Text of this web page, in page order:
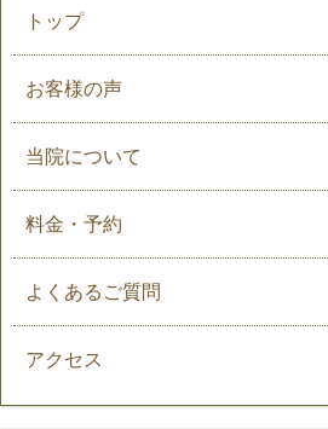
トップ
お客様の声
当院について
料金・予約
よくあるご質問
アクセス